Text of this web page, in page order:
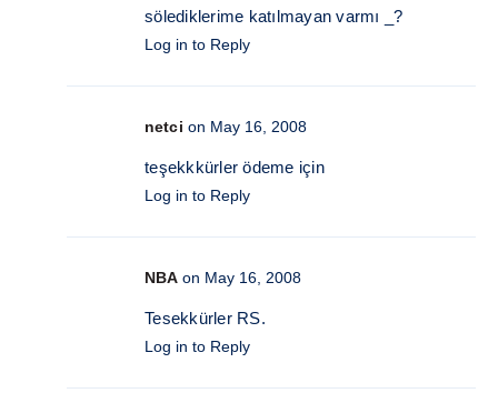
sölediklerime katılmayan varmı _?
Log in to Reply
netci on May 16, 2008
teşekkkürler ödeme için
Log in to Reply
NBA on May 16, 2008
Tesekkürler RS.
Log in to Reply